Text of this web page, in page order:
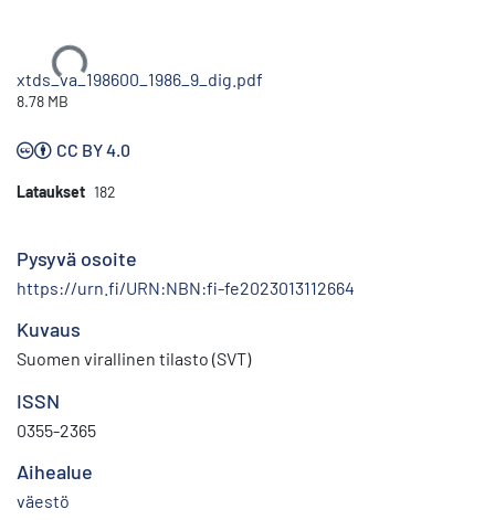
Ladataan...
xtds_va_198600_1986_9_dig.pdf
8.78 MB
CC BY 4.0
Lataukset 182
Pysyvä osoite
https://urn.fi/URN:NBN:fi-fe2023013112664
Kuvaus
Suomen virallinen tilasto (SVT)
ISSN
0355-2365
Aihealue
väestö